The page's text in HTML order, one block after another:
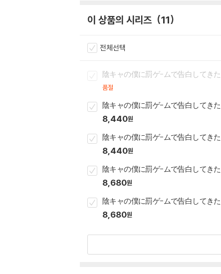
이 상품의 시리즈 11
전체선택
陰キャの僕に罰ゲ-ムで告白してき
품절
陰キャの僕に罰ゲ-ムで告白してき
8,440원
陰キャの僕に罰ゲ-ムで告白してき
8,440원
陰キャの僕に罰ゲ-ムで告白してき
8,680원
陰キャの僕に罰ゲ-ムで告白してき
8,680원